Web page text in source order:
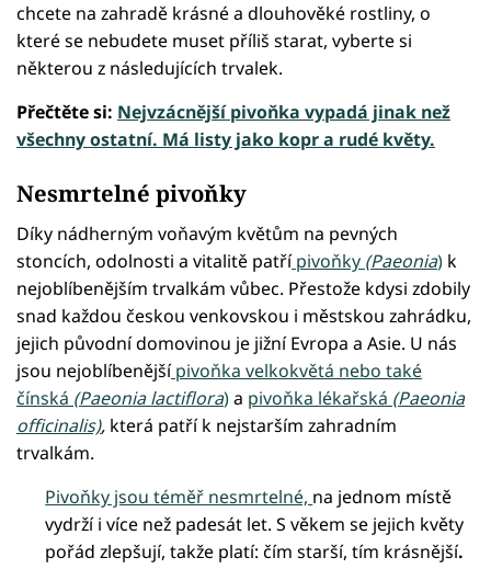
chcete na zahradě krásné a dlouhověké rostliny, o
které se nebudete muset příliš starat, vyberte si
některou z následujících trvalek.
Přečtěte si: Nejvzácnější pivoňka vypadá jinak než
všechny ostatní. Má listy jako kopr a rudé květy.
Nesmrtelné pivoňky
Díky nádherným voňavým květům na pevných
stoncích, odolnosti a vitalitě patřípivoňky (Paeonia) k
nejoblíbenějším trvalkám vůbec. Přestože kdysi zdobily
snad každou českou venkovskou i městskou zahrádku,
jejich původní domovinou je jižní Evropa a Asie. U nás
jsou nejoblíbenějšípivoňka velkokvětá nebo také
čínská (Paeonia lactiflora)a pivoňka lékařská (Paeonia
officinalis), která patří k nejstarším zahradním
trvalkám.
Pivoňky jsou téměř nesmrtelné, na jednom místě
vydrží i více než padesát let. S věkem se jejich květy
pořád zlepšují, takže platí: čím starší, tím krásnější.